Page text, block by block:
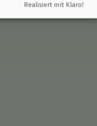
Realisiert mit Klaro!